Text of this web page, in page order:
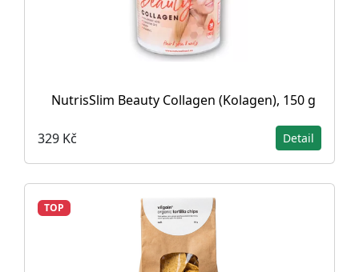
NutrisSlim Beauty Collagen (Kolagen), 150 g
329 Kč Detail
TOP